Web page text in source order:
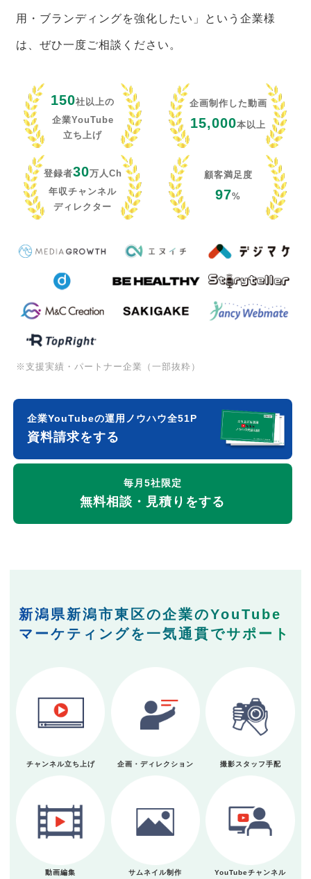
用・ブランディングを強化したい」という企業様
は、ぜひ一度ご相談ください。
150社以上の
企業YouTube
立ち上げ
企画制作した動画
15,000本以上
登録者30万人Ch
年収チャンネル
ディレクター
顧客満足度
97%
※支援実績・パートナー企業（一部抜粋）
企業YouTubeの運用ノウハウ全51P
資料請求をする
毎月5社限定
無料相談・見積りをする
新潟県新潟市東区の企業のYouTube
マーケティングを一気通貫でサポート
チャンネル立ち上げ 企画・ディレクション 撮影スタッフ手配
動画編集 サムネイル制作
YouTubeチャンネル